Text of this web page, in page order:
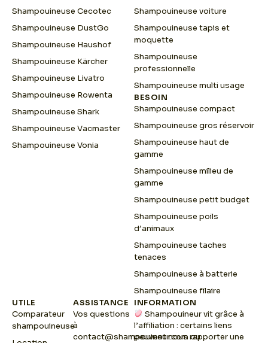
Shampouineuse Cecotec
Shampouineuse DustGo
Shampouineuse Haushof
Shampouineuse Kärcher
Shampouineuse Livatro
Shampouineuse Rowenta
Shampouineuse Shark
Shampouineuse Vacmaster
Shampouineuse Vonia
Shampouineuse voiture
Shampouineuse tapis et
moquette
Shampouineuse
professionnelle
Shampouineuse multi usage
BESOIN
Shampouineuse compact
Shampouineuse gros réservoir
Shampouineuse haut de
gamme
Shampouineuse milieu de
gamme
Shampouineuse petit budget
Shampouineuse poils
d’animaux
Shampouineuse taches
tenaces
Shampouineuse à batterie
Shampouineuse filaire
UTILE
Comparateur
shampouineuse
ASSISTANCE
Vos questions
à
contact@shampouineur.comou
INFORMATION
Shampouineur vit grâce à
l’affiliation : certains liens
peuvent nous rapporter une